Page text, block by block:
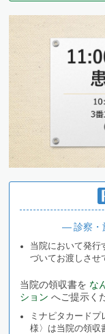
― 診察・
当院において発行
づいてお渡しさせ
当院の領収書を な
ション へご提示く
ミナピタカードプ
様〉は当院の領収